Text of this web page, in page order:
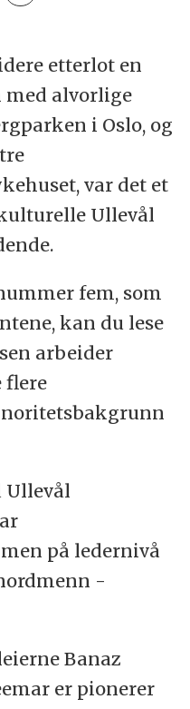
etterlot en
alvorlige
i Oslo, og
var det et
Ullevål
fem, som
kan du lese
arbeider
flere
Ullevål
på ledernivå
-
Banaz
er pionerer